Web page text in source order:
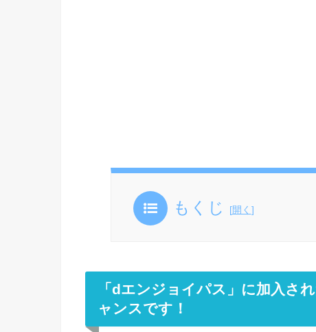
もくじ [開く ]
「dエンジョイパス」に加入さ
ャンスです！